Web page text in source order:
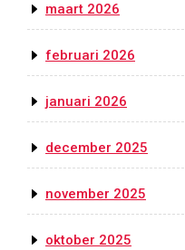
maart 2026
februari 2026
januari 2026
december 2025
november 2025
oktober 2025